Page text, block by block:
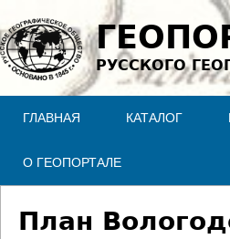
Jump to
РУССКОГО
ГЛАВНАЯ КАТАЛОГ
О ГЕОПОРТАЛЕ
План